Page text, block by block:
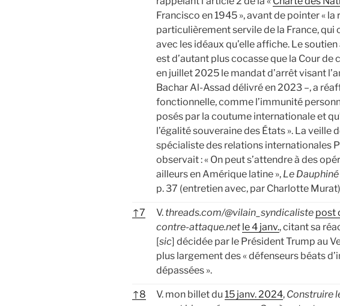
Francisco en 1945 », avant de pointer « la
particulièrement servile de la France,
avec les idéaux qu’elle affiche. Le
est d’autant plus cocasse que la Cour de
en juillet 2025 le mandat d’arrêt visant
Bachar Al-Assad délivré en 2023 –, a
fonctionnelle, comme l’immunité
posés par la coutume internationale et
l’égalité souveraine des États ». La veille
spécialiste des relations internationales
observait : « On peut s’attendre à des
ailleurs en Amérique latine », Le
p. 37 (entretien avec, par Charlotte
↑7 V. threads.com/@vilain_syndicaliste post
contre-attaque.net le 4 janv., citant sa
[sic] décidée par le Président Trump au
plus largement des « défenseurs béats
dépassées ».
↑8 V. mon billet du 15 janv. 2024, Construire